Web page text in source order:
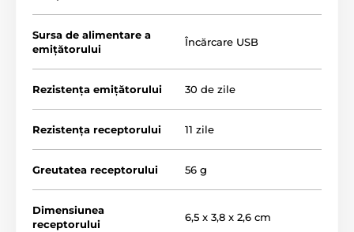
Sursa de alimentare a
emițătorului
Încărcare USB
Rezistența emițătorului 30 de zile
Rezistența receptorului 11 zile
Greutatea receptorului 56 g
Dimensiunea
receptorului
6,5 x 3,8 x 2,6 cm